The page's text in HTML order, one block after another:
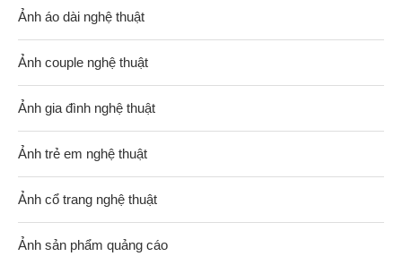
Ảnh áo dài nghệ thuật
Ảnh couple nghệ thuật
Ảnh gia đình nghệ thuật
Ảnh trẻ em nghệ thuật
Ảnh cổ trang nghệ thuật
Ảnh sản phẩm quảng cáo